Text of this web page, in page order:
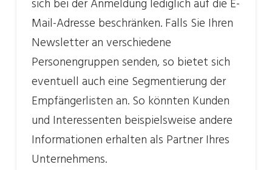
sich bei der Anmeldung lediglich auf die E-
Mail-Adresse beschränken. Falls Sie Ihren
Newsletter an verschiedene
Personengruppen senden, so bietet sich
eventuell auch eine Segmentierung der
Empfängerlisten an. So könnten Kunden
und Interessenten beispielsweise andere
Informationen erhalten als Partner Ihres
Unternehmens.